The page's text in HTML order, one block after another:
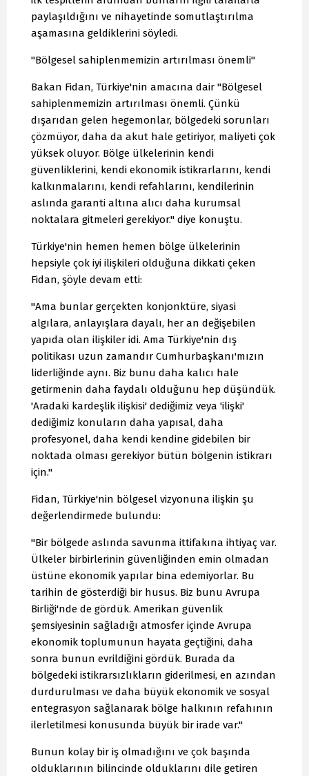
paylaşıldığını ve nihayetinde somutlaştırılma
aşamasına geldiklerini söyledi.
"Bölgesel sahiplenmemizin artırılması önemli"
Bakan Fidan, Türkiye'nin amacına dair "Bölgesel
sahiplenmemizin artırılması önemli. Çünkü
dışarıdan gelen hegemonlar, bölgedeki sorunları
çözmüyor, daha da akut hale getiriyor, maliyeti çok
yüksek oluyor. Bölge ülkelerinin kendi
güvenliklerini, kendi ekonomik istikrarlarını, kendi
kalkınmalarını, kendi refahlarını, kendilerinin
aslında garanti altına alıcı daha kurumsal
noktalara gitmeleri gerekiyor." diye konuştu.
Türkiye'nin hemen hemen bölge ülkelerinin
hepsiyle çok iyi ilişkileri olduğuna dikkati çeken
Fidan, şöyle devam etti:
"Ama bunlar gerçekten konjonktüre, siyasi
algılara, anlayışlara dayalı, her an değişebilen
yapıda olan ilişkiler idi. Ama Türkiye'nin dış
politikası uzun zamandır Cumhurbaşkanı'mızın
liderliğinde aynı. Biz bunu daha kalıcı hale
getirmenin daha faydalı olduğunu hep düşündük.
'Aradaki kardeşlik ilişkisi' dediğimiz veya 'ilişki'
dediğimiz konuların daha yapısal, daha
profesyonel, daha kendi kendine gidebilen bir
noktada olması gerekiyor bütün bölgenin istikrarı
için."
Fidan, Türkiye'nin bölgesel vizyonuna ilişkin şu
değerlendirmede bulundu:
"Bir bölgede aslında savunma ittifakına ihtiyaç var.
Ülkeler birbirlerinin güvenliğinden emin olmadan
üstüne ekonomik yapılar bina edemiyorlar. Bu
tarihin de gösterdiği bir husus. Biz bunu Avrupa
Birliği'nde de gördük. Amerikan güvenlik
şemsiyesinin sağladığı atmosfer içinde Avrupa
ekonomik toplumunun hayata geçtiğini, daha
sonra bunun evrildiğini gördük. Burada da
bölgedeki istikrarsızlıkların giderilmesi, en azından
durdurulması ve daha büyük ekonomik ve sosyal
entegrasyon sağlanarak bölge halkının refahının
ilerletilmesi konusunda büyük bir irade var."
Bunun kolay bir iş olmadığını ve çok başında
olduklarının bilincinde olduklarını dile getiren